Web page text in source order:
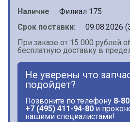
Наличие
Филиал 175
Срок поставки:
09.08.2026
При заказе от 15 000 рублей
бесплатную доставку в
Не уверены что
подойдет?
Позвоните по телефону 8-
+7 (495) 411-94-80 и
нашими специалистами!